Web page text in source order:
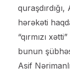
hərəkəti
“qırmızı
bunun
Asif